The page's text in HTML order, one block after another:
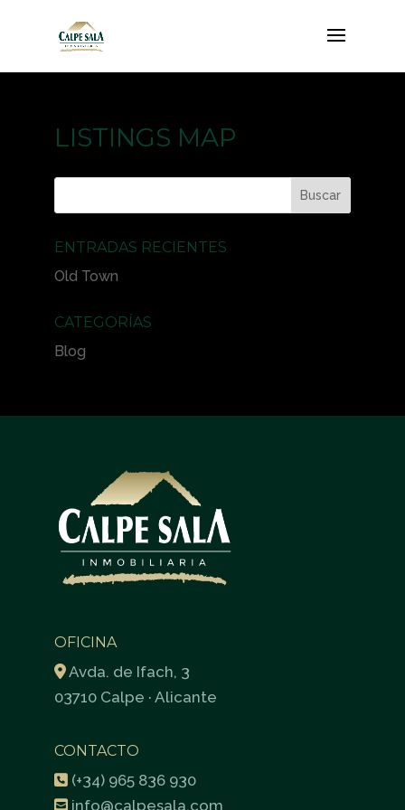
LISTINGS MAP
ENTRADAS RECIENTES
Old Town
CATEGORÍAS
Blog
OFICINA
Avda. de Ifach, 3
03710 Calpe · Alicante
CONTACTO
(+34) 965 836 930
info@calpesala.com